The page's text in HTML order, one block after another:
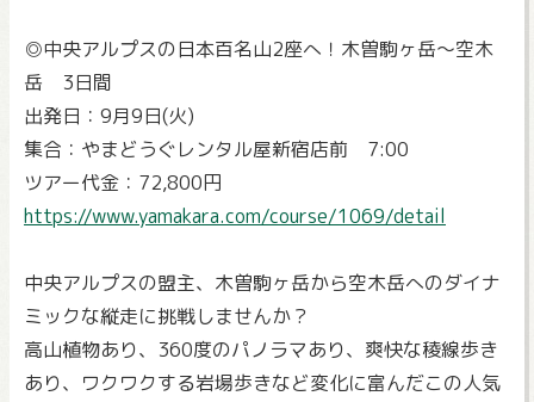
◎中央アルプスの日本百名山2座へ！木曽駒ヶ岳～空木
岳 3日間
出発日：9月9日(火)
集合：やまどうぐレンタル屋新宿店前 7:00
ツアー代金：72,800円
https://www.yamakara.com/course/1069/detail
中央アルプスの盟主、木曽駒ヶ岳から空木岳へのダイナ
ミックな縦走に挑戦しませんか？
高山植物あり、360度のパノラマあり、爽快な稜線歩き
あり、ワクワクする岩場歩きなど変化に富んだこの人気